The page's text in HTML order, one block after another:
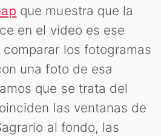
que muestra que la
en el video es ese
los fotogramas
una foto de esa
que se trata del
las ventanas de
al fondo, las